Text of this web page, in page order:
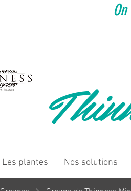
Les plantes Nos solutions